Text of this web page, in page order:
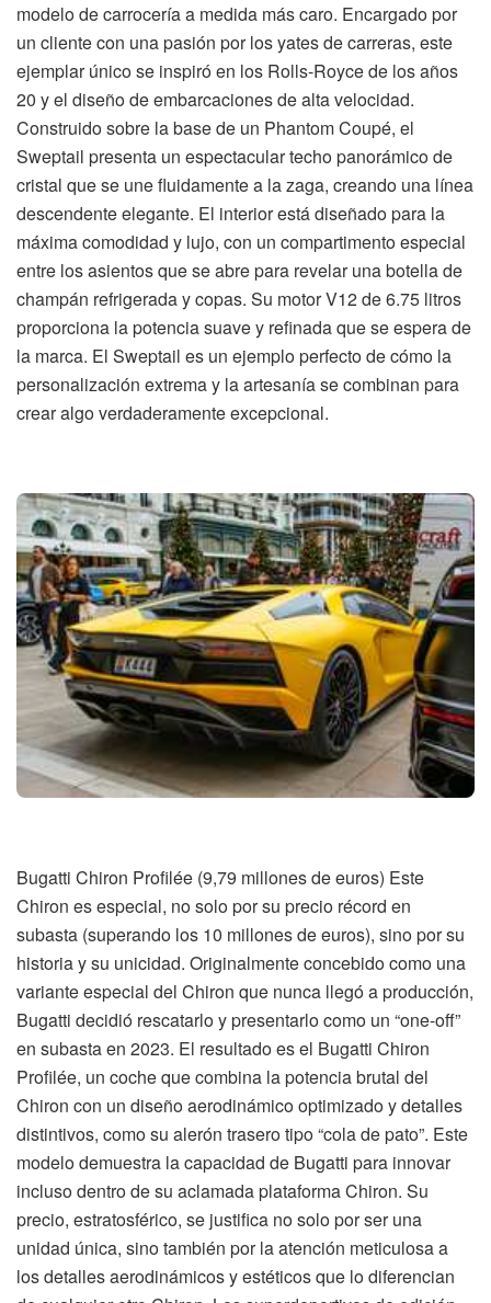
modelo de carrocería a medida más caro. Encargado por
un cliente con una pasión por los yates de carreras, este
ejemplar único se inspiró en los Rolls-Royce de los años
20 y el diseño de embarcaciones de alta velocidad.
Construido sobre la base de un Phantom Coupé, el
Sweptail presenta un espectacular techo panorámico de
cristal que se une fluidamente a la zaga, creando una línea
descendente elegante. El interior está diseñado para la
máxima comodidad y lujo, con un compartimento especial
entre los asientos que se abre para revelar una botella de
champán refrigerada y copas. Su motor V12 de 6.75 litros
proporciona la potencia suave y refinada que se espera de
la marca. El Sweptail es un ejemplo perfecto de cómo la
personalización extrema y la artesanía se combinan para
crear algo verdaderamente excepcional.
Bugatti Chiron Profilée (9,79 millones de euros) Este
Chiron es especial, no solo por su precio récord en
subasta (superando los 10 millones de euros), sino por su
historia y su unicidad. Originalmente concebido como una
variante especial del Chiron que nunca llegó a producción,
Bugatti decidió rescatarlo y presentarlo como un “one-off”
en subasta en 2023. El resultado es el Bugatti Chiron
Profilée, un coche que combina la potencia brutal del
Chiron con un diseño aerodinámico optimizado y detalles
distintivos, como su alerón trasero tipo “cola de pato”. Este
modelo demuestra la capacidad de Bugatti para innovar
incluso dentro de su aclamada plataforma Chiron. Su
precio, estratosférico, se justifica no solo por ser una
unidad única, sino también por la atención meticulosa a
los detalles aerodinámicos y estéticos que lo diferencian